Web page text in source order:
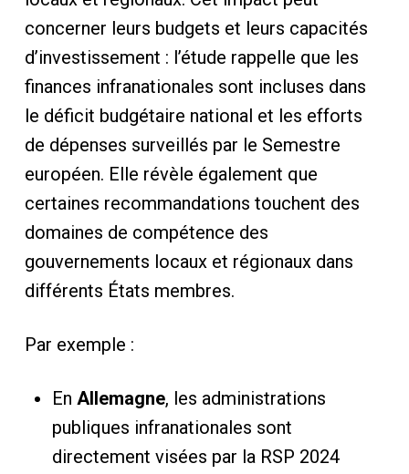
concerner leurs budgets et leurs capacités
d’investissement : l’étude rappelle que les
finances infranationales sont incluses dans
le déficit budgétaire national et les efforts
de dépenses surveillés par le Semestre
européen. Elle révèle également que
certaines recommandations touchent des
domaines de compétence des
gouvernements locaux et régionaux dans
différents États membres.
Par exemple :
En Allemagne, les administrations
publiques infranationales sont
directement visées par la RSP 2024